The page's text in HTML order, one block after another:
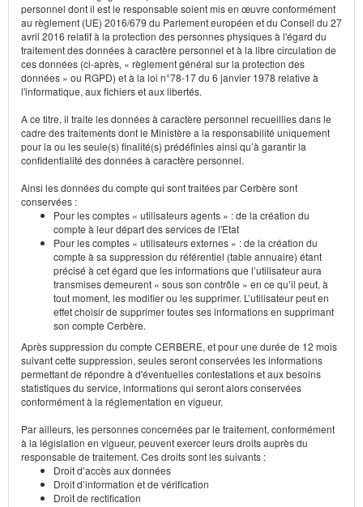
personnel dont il est le responsable soient mis en œuvre conformément
au règlement (UE) 2016/679 du Parlement européen et du Conseil du 27
avril 2016 relatif à la protection des personnes physiques à l'égard du
traitement des données à caractère personnel et à la libre circulation de
ces données (ci-après, « règlement général sur la protection des
données » ou RGPD) et à la loi n°78-17 du 6 janvier 1978 relative à
l'informatique, aux fichiers et aux libertés.
A ce titre, il traite les données à caractère personnel recueillies dans le
cadre des traitements dont le Ministère a la responsabilité uniquement
pour la ou les seule(s) finalité(s) prédéfinies ainsi qu’à garantir la
confidentialité des données à caractère personnel.
Ainsi les données du compte qui sont traitées par Cerbère sont
conservées :
Pour les comptes « utilisateurs agents » : de la création du
compte à leur départ des services de l'Etat
Pour les comptes « utilisateurs externes » : de la création du
compte à sa suppression du référentiel (table annuaire) étant
précisé à cet égard que les informations que l’utilisateur aura
transmises demeurent « sous son contrôle » en ce qu’il peut, à
tout moment, les modifier ou les supprimer. L’utilisateur peut en
effet choisir de supprimer toutes ses informations en supprimant
son compte Cerbère.
Après suppression du compte CERBERE, et pour une durée de 12 mois
suivant cette suppression, seules seront conservées les informations
permettant de répondre à d'éventuelles contestations et aux besoins
statistiques du service, informations qui seront alors conservées
conformément à la réglementation en vigueur.
Par ailleurs, les personnes concernées par le traitement, conformément
à la législation en vigueur, peuvent exercer leurs droits auprès du
responsable de traitement. Ces droits sont les suivants :
Droit d’accès aux données
Droit d’information et de vérification
Droit de rectification